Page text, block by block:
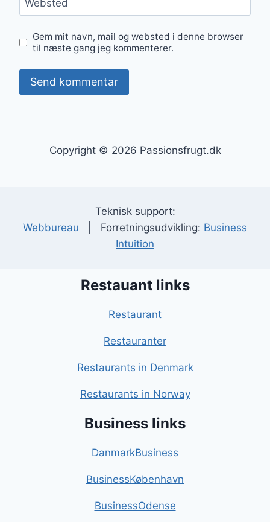
Websted
Gem mit navn, mail og websted i denne browser
til næste gang jeg kommenterer.
Copyright © 2026 Passionsfrugt.dk
Teknisk support:
Webbureau | Forretningsudvikling: Business
Intuition
Restauant links
Restaurant
Restauranter
Restaurants in Denmark
Restaurants in Norway
Business links
DanmarkBusiness
BusinessKøbenhavn
BusinessOdense